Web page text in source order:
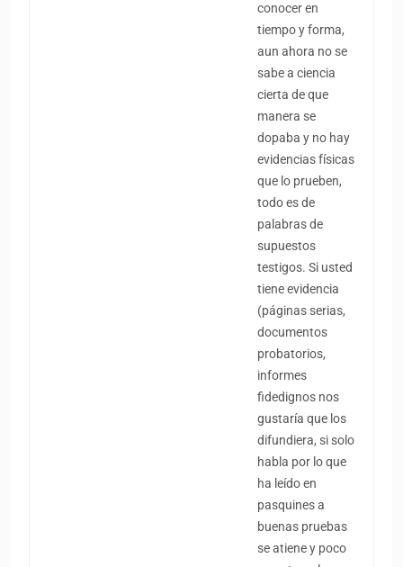
conocer en
tiempo y forma,
aun ahora no se
sabe a ciencia
cierta de que
manera se
dopaba y no hay
evidencias físicas
que lo prueben,
todo es de
palabras de
supuestos
testigos. Si usted
tiene evidencia
(páginas serias,
documentos
probatorios,
informes
fidedignos nos
gustaría que los
difundiera, si solo
habla por lo que
ha leído en
pasquines a
buenas pruebas
se atiene y poco